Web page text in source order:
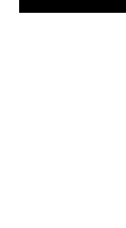
Je refuse